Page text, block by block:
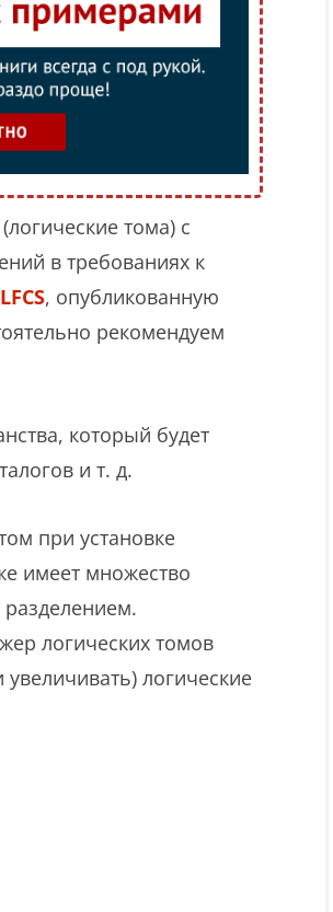
тома) с
в требованиях к
LFCS, опубликованную
рекомендуем
который будет
и т. д.
при установке
имеет множество
логических томов
логические